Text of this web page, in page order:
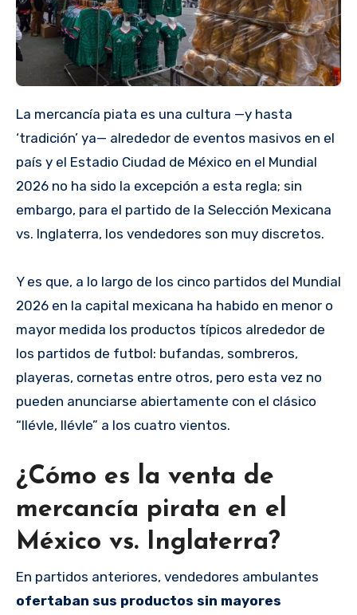
La mercancía piata es una cultura —y hasta
‘tradición’ ya— alrededor de eventos masivos en el
país y el Estadio Ciudad de México en el Mundial
2026 no ha sido la excepción a esta regla; sin
embargo, para el partido de la Selección Mexicana
vs. Inglaterra, los vendedores son muy discretos.
Y es que, a lo largo de los cinco partidos del Mundial
2026 en la capital mexicana ha habido en menor o
mayor medida los productos típicos alrededor de
los partidos de futbol: bufandas, sombreros,
playeras, cornetas entre otros, pero esta vez no
pueden anunciarse abiertamente con el clásico
“llévle, llévle” a los cuatro vientos.
¿Cómo es la venta de
mercancía pirata en el
México vs. Inglaterra?
En partidos anteriores, vendedores ambulantes
ofertaban sus productos sin mayores